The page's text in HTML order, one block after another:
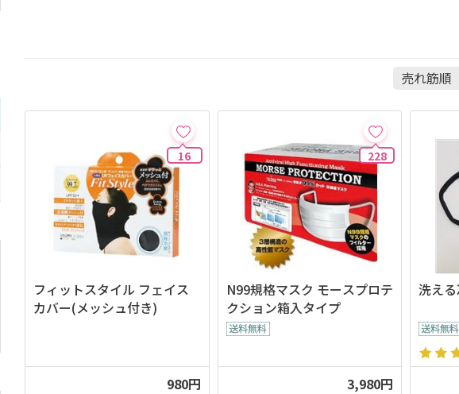
今売れ
16
フィットスタイル フェイス
カバー(メッシュ付き)
980円
228
N99規格マスク モースプロテ
クション箱入タイプ
3,980円
洗え